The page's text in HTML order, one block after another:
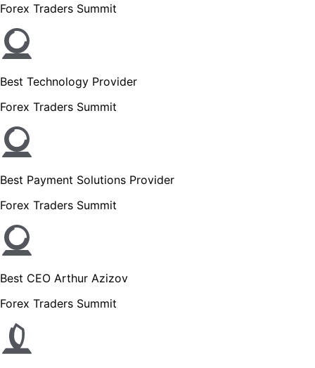
Forex Traders Summit
Best Technology Provider
Forex Traders Summit
Best Payment Solutions Provider
Forex Traders Summit
Best CEO Arthur Azizov
Forex Traders Summit